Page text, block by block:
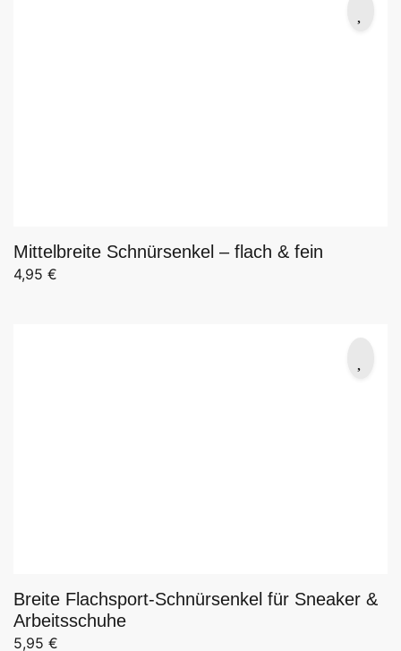
Mittelbreite Schnürsenkel – flach & fein
4,95 €
Breite Flachsport-Schnürsenkel für Sneaker &
Arbeitsschuhe
5,95 €